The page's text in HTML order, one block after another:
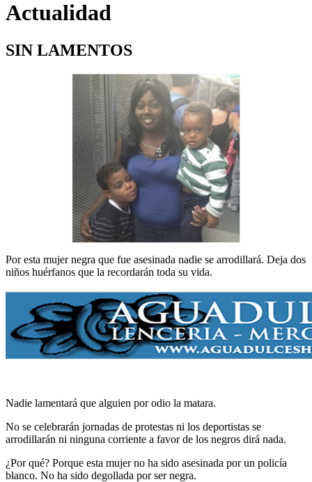
Actualidad
SIN LAMENTOS
Por esta mujer negra que fue asesinada nadie se arrodillará. Deja dos
niños huérfanos que la recordarán toda su vida.
Nadie lamentará que alguien por odio la matara.
No se celebrarán jornadas de protestas ni los deportistas se
arrodillarán ni ninguna corriente a favor de los negros dirá nada.
¿Por qué? Porque esta mujer no ha sido asesinada por un policía
blanco. No ha sido degollada por ser negra.